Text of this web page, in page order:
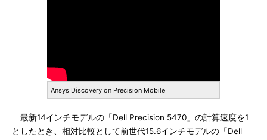
Ansys Discovery on Precision Mobile
最新14インチモデルの「Dell Precision 5470」の計算速度を1
としたとき、相対比較として前世代15.6インチモデルの「Dell